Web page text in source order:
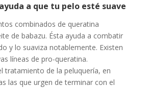
a que tu pelo esté suave
combinados de queratina
de babazu. Ésta ayuda a combatir
y lo suaviza notablemente. Existen
líneas de pro-queratina.
tratamiento de la peluquería, en
las que urgen de terminar con el